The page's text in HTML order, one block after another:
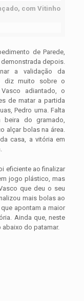
com Vitinho
de Parede,
depois.
a validação da
diz muito sobre o
adiantado, o
de matar a partida
Pedro uma. Falta
beira do gramado,
alçar bolas na área.
casa, a vitória em
eficiente ao finalizar
jogo plástico, mas
que deu o seu
mais bolas ao
apontam a maior
Ainda que, neste
abaixo do patamar.